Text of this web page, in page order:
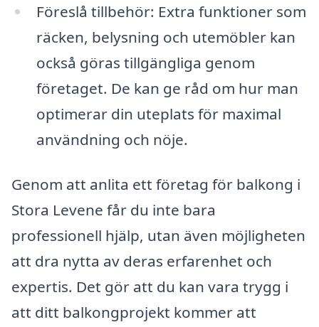
Föreslå tillbehör: Extra funktioner som
räcken, belysning och utemöbler kan
också göras tillgängliga genom
företaget. De kan ge råd om hur man
optimerar din uteplats för maximal
användning och nöje.
Genom att anlita ett företag för balkong i
Stora Levene får du inte bara
professionell hjälp, utan även möjligheten
att dra nytta av deras erfarenhet och
expertis. Det gör att du kan vara trygg i
att ditt balkongprojekt kommer att